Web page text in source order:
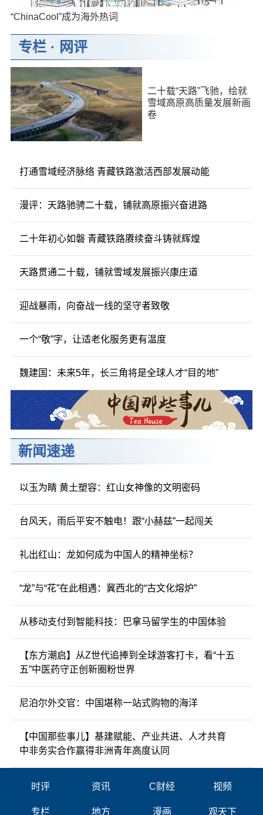
“ChinaCool”成为海外热词
专栏· 网评
二十载“天路”飞驰，绘就
雪域高原高质量发展新画
卷
打通雪域经济脉络 青藏铁路激活西部发展动能
漫评：天路驰骋二十载，铺就高原振兴奋进路
二十年初心如磐 青藏铁路赓续奋斗铸就辉煌
天路贯通二十载，铺就雪域发展振兴康庄道
迎战暴雨，向奋战一线的坚守者致敬
一个“敬”字，让适老化服务更有温度
魏建国：未来5年，长三角将是全球人才“目的地”
新闻速递
以玉为睛 黄土塑容：红山女神像的文明密码
台风天，雨后平安不触电！跟“小赫兹”一起闯关
礼出红山：龙如何成为中国人的精神坐标？
“龙”与“花”在此相遇：冀西北的“古文化熔炉”
从移动支付到智能科技：巴拿马留学生的中国体验
【东方潮启】从Z世代追捧到全球游客打卡，看“十五
五”中医药守正创新圈粉世界
尼泊尔外交官：中国堪称一站式购物的海洋
【中国那些事儿】基建赋能、产业共进、人才共育
中非务实合作赢得非洲青年高度认同
时评 资讯 C财经 视频
专栏 地方 漫画 观天下